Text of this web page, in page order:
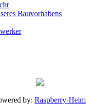
Bauvorhabens
by: Raspberry-Heim